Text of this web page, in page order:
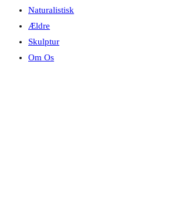
Naturalistisk
Ældre
Skulptur
Om Os